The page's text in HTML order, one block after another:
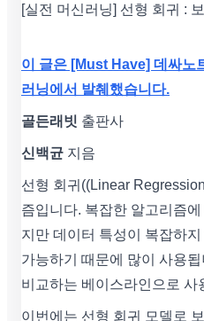
[실전 머신러닝] 선형 회귀 :
이 글은 [Must Have] 데싸노
러닝에서 발췌했습니다.
골든래빗 출판사
신백균 지음
선형 회귀((Linear
즘입니다. 복잡한 알고리즘
지만 데이터 특성이 복잡하
가능하기 때문에 많이 사용
비교하는 베이스라인으로 사
이번에는 선형 회귀 모델로